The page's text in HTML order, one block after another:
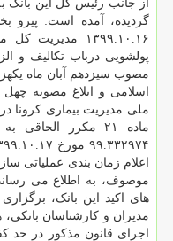
از جانب رئیس کل این بانک
۱۳۹۹.۱۰.۱۶
پولشویی درباب تکالیف و
مصوب سیزدهم آبان ماه
ماده ۲۱ مکرر
۳۳۲۹۷۴‏‏.۹۹ مورخ ۱۳۹۹.۱۰.۱۷ اداره نظام های
اعلام زمان بندی عملیاتی
موصوف، به اطلاع می
های اکید این بانک،
مدیران و کارشناسان
اجرای قانون مذکور در حد